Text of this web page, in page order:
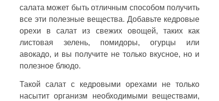
салата может быть отличным способом получить
все эти полезные вещества. Добавьте кедровые
орехи в салат из свежих овощей, таких как
листовая зелень, помидоры, огурцы или
авокадо, и вы получите не только вкусное, но и
полезное блюдо.
Такой салат с кедровыми орехами не только
насытит организм необходимыми веществами,